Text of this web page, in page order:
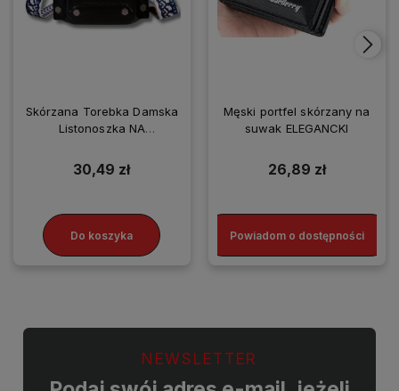
Skórzana Torebka Damska
Listonoszka NA
30,49 zł
Do koszyka
Męski portfel skórzany na
suwak ELEGANCKI
26,89 zł
Powiadom o dostępności
NEWSLETTER